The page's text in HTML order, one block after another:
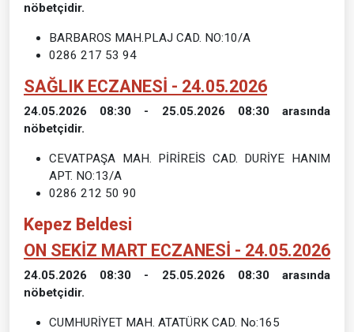
nöbetçidir.
BARBAROS MAH.PLAJ CAD. NO:10/A
0286 217 53 94
SAĞLIK ECZANESİ - 24.05.2026
24.05.2026 08:30 - 25.05.2026 08:30 arasında
nöbetçidir.
CEVATPAŞA MAH. PİRİREİS CAD. DURİYE HANIM
APT. NO:13/A
0286 212 50 90
Kepez Beldesi
ON SEKİZ MART ECZANESİ - 24.05.2026
24.05.2026 08:30 - 25.05.2026 08:30 arasında
nöbetçidir.
CUMHURİYET MAH. ATATÜRK CAD. No:165